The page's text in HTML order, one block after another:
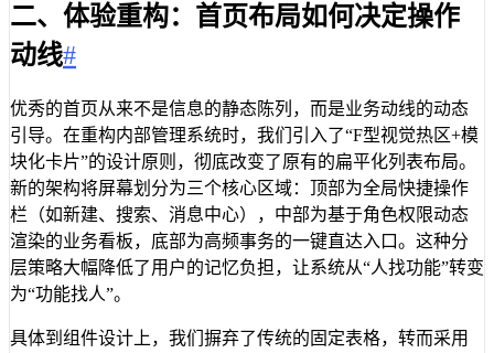
二、体验重构：首页布局如何决定操作
动线#
优秀的首页从来不是信息的静态陈列，而是业务动线的动态
引导。在重构内部管理系统时，我们引入了“F型视觉热区+模
块化卡片”的设计原则，彻底改变了原有的扁平化列表布局。
新的架构将屏幕划分为三个核心区域：顶部为全局快捷操作
栏（如新建、搜索、消息中心），中部为基于角色权限动态
渲染的业务看板，底部为高频事务的一键直达入口。这种分
层策略大幅降低了用户的记忆负担，让系统从“人找功能”转变
为“功能找人”。
具体到组件设计上，我们摒弃了传统的固定表格，转而采用